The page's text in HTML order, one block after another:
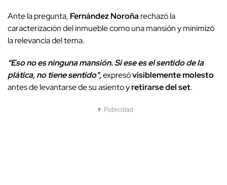
Ante la pregunta, Fernández Noroña rechazó la
caracterización del inmueble como una mansión y minimizó
la relevancia del tema.
"Eso no es ninguna mansión. Si ese es el sentido de la
plática, no tiene sentido",expresóvisiblemente molesto
antes de levantarse de su asiento yretirarse del set.
▼ Publicidad